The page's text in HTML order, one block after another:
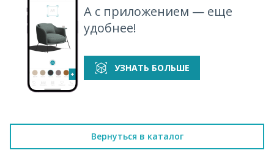
А с приложением — еще
удобнее!
УЗНАТЬ БОЛЬШЕ
Вернуться в каталог